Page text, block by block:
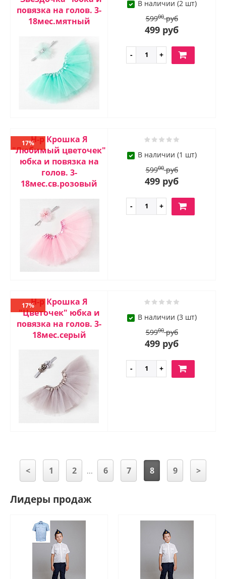
повязка на голов. 3-
18мес.мятный
В наличии (2 шт)
59900руб
499 руб
Н-р Крошка Я
"Любимый цветочек"
юбка и повязка на
голов. 3-
18мес.св.розовый
17%
В наличии (1 шт)
59900руб
499 руб
Н-р Крошка Я
"Цветочек" юбка и
повязка на голов. 3-
18мес.серый
17%
В наличии (3 шт)
59900руб
499 руб
< 1 2 ... 6 7 8 9 >
Лидеры продаж